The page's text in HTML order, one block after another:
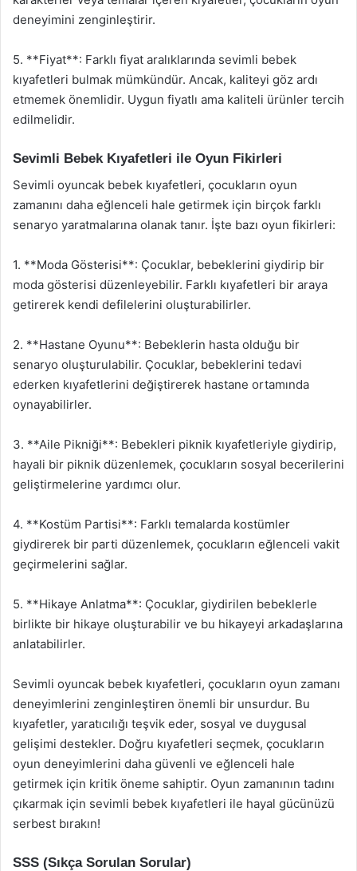
deneyimini zenginleştirir.
5. **Fiyat**: Farklı fiyat aralıklarında sevimli bebek
kıyafetleri bulmak mümkündür. Ancak, kaliteyi göz ardı
etmemek önemlidir. Uygun fiyatlı ama kaliteli ürünler tercih
edilmelidir.
Sevimli Bebek Kıyafetleri ile Oyun Fikirleri
Sevimli oyuncak bebek kıyafetleri, çocukların oyun
zamanını daha eğlenceli hale getirmek için birçok farklı
senaryo yaratmalarına olanak tanır. İşte bazı oyun fikirleri:
1. **Moda Gösterisi**: Çocuklar, bebeklerini giydirip bir
moda gösterisi düzenleyebilir. Farklı kıyafetleri bir araya
getirerek kendi defilelerini oluşturabilirler.
2. **Hastane Oyunu**: Bebeklerin hasta olduğu bir
senaryo oluşturulabilir. Çocuklar, bebeklerini tedavi
ederken kıyafetlerini değiştirerek hastane ortamında
oynayabilirler.
3. **Aile Pikniği**: Bebekleri piknik kıyafetleriyle giydirip,
hayali bir piknik düzenlemek, çocukların sosyal becerilerini
geliştirmelerine yardımcı olur.
4. **Kostüm Partisi**: Farklı temalarda kostümler
giydirerek bir parti düzenlemek, çocukların eğlenceli vakit
geçirmelerini sağlar.
5. **Hikaye Anlatma**: Çocuklar, giydirilen bebeklerle
birlikte bir hikaye oluşturabilir ve bu hikayeyi arkadaşlarına
anlatabilirler.
Sevimli oyuncak bebek kıyafetleri, çocukların oyun zamanı
deneyimlerini zenginleştiren önemli bir unsurdur. Bu
kıyafetler, yaratıcılığı teşvik eder, sosyal ve duygusal
gelişimi destekler. Doğru kıyafetleri seçmek, çocukların
oyun deneyimlerini daha güvenli ve eğlenceli hale
getirmek için kritik öneme sahiptir. Oyun zamanının tadını
çıkarmak için sevimli bebek kıyafetleri ile hayal gücünüzü
serbest bırakın!
SSS (Sıkça Sorulan Sorular)